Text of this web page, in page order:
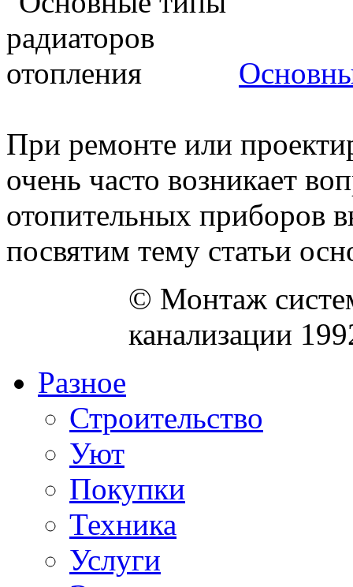
При ремонте или
очень часто возникает
отопительных приборов
посвятим тему статьи
© Монтаж
канализации
Разное
Строительство
Уют
Покупки
Техника
Услуги